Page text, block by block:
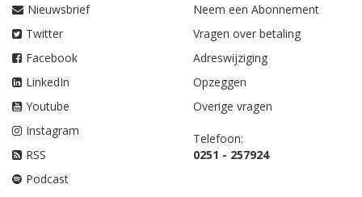
Nieuwsbrief
Twitter
Facebook
LinkedIn
Youtube
Instagram
RSS
Podcast
Neem een Abonnement
Vragen over betaling
Adreswijziging
Opzeggen
Overige vragen
Telefoon:
0251 - 257924